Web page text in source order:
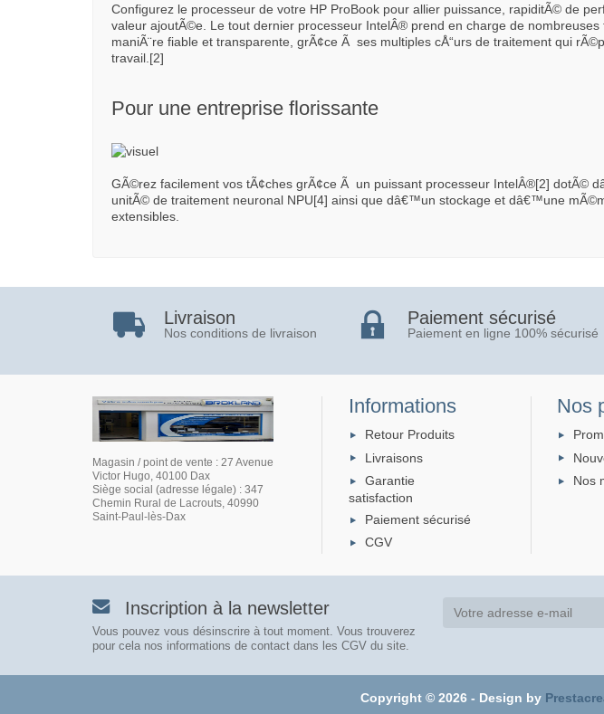
Configurez le processeur de votre HP ProBook pour allier puissance, rapiditÃ© de
valeur ajoutÃ©e. Le tout dernier processeur IntelÂ® prend en charge de nombreuses
maniÃ¨re fiable et transparente, grÃ¢ce Ã ses multiples cÅ“urs de traitement qui
travail.[2]
Pour une entreprise florissante
GÃ©rez facilement vos tÃ¢ches grÃ¢ce Ã un puissant processeur IntelÂ®[2] dotÃ©
unitÃ© de traitement neuronal NPU[4] ainsi que dâ€™un stockage et dâ€™une
extensibles.
Livraison
Nos conditions de livraison
Paiement sécurisé
Paiement en ligne 100% sécurisé
Magasin / point de vente : 27 Avenue
Victor Hugo, 40100 Dax
Siège social (adresse légale) : 347
Chemin Rural de Lacrouts, 40990
Saint-Paul-lès-Dax
Informations
Retour Produits
Livraisons
Garantie
satisfaction
Paiement sécurisé
CGV
Nos
Nos
Inscription à la newsletter
Vous pouvez vous désinscrire à tout moment. Vous trouverez
pour cela nos informations de contact dans les CGV du site.
Copyright © 2026 - Design by